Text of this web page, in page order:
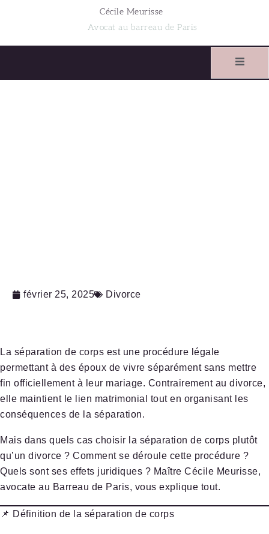
Cécile Meurisse
Avocat au barreau de Paris
février 25, 2025 Divorce
La séparation de corps est une procédure légale
permettant à des époux de vivre séparémentsans mettre
fin officiellement à leur mariage. Contrairement au divorce,
elle maintient le lien matrimonial tout en organisant les
conséquences de la séparation.
Mais dans quels cas choisir la séparation de corps plutôt
qu’un divorce ? Comment se déroule cette procédure ?
Quels sont ses effets juridiques ? Maître Cécile Meurisse,
avocate au Barreau de Paris, vous explique tout.
📌 Définition de la séparation de corps